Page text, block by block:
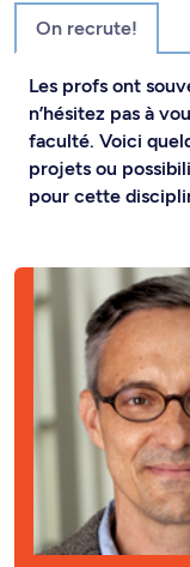
On recrute!
Les profs ont
n’hésitez pas à
faculté. Voici
projets ou
pour cette